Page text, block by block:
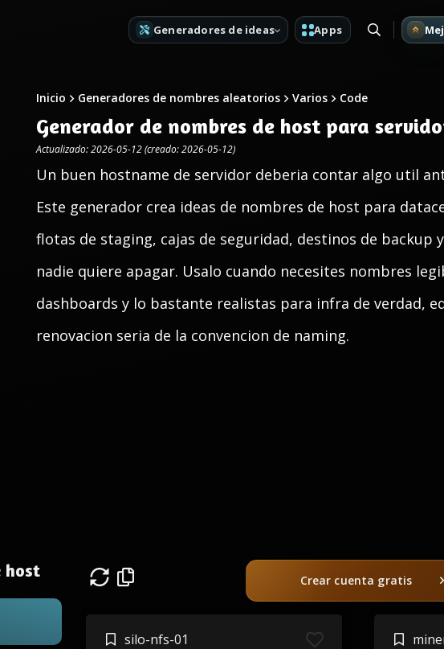
Generadores de ideas Apps
Inicio Generadores de nombres aleatorios Varios Code
Generador de nombres de host para
Actualizado: 2026-05-12 (creado: 2026-05-12)
Un buen hostname de servidor deberia contar algo util
Este generador crea ideas de nombres de host para
flotas de staging, cajas de seguridad, destinos de backup
nadie quiere apagar. Usalo cuando necesites nombres
dashboards y lo bastante realistas para infra de verdad,
renovacion seria de la convencion de naming.
host Crear cuenta gratis
silo-nfs-01